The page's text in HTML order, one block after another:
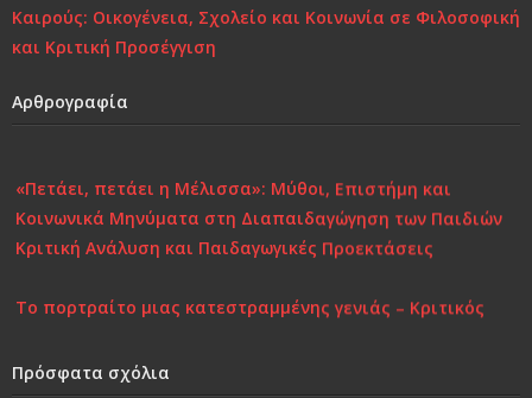
Καιρούς: Οικογένεια, Σχολείο και Κοινωνία σε Φιλοσοφική
και Κριτική Προσέγγιση
Αρθρογραφία
«Πετάει, πετάει η Μέλισσα»: Μύθοι, Επιστήμη και
Κοινωνικά Μηνύματα στη Διαπαιδαγώγηση των Παιδιών
Κριτική Ανάλυση και Παιδαγωγικές Προεκτάσεις
Το πορτραίτο μιας κατεστραμμένης γενιάς – Κριτικός
Σχολιασμός στη Σύγχρονη Πραγματικότητα
Επιστροφή στην Παιδικότητα “τώρα”..!
Πρόσφατα σχόλια